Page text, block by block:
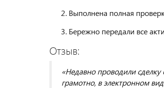
Выполнена полная
Бережно передали все
Отзыв:
«Недавно проводили
грамотно, в электронном